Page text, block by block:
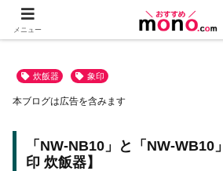
炊飯器 象印
「NW-NB10」と「NW-WB10
印 炊飯器】
本ブログは広告を含みます
メニュー